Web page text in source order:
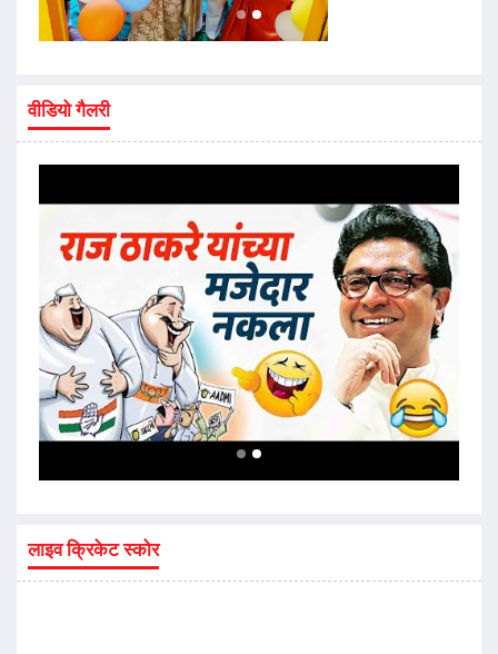
वीडियो गैलरी
लाइव क्रिकेट स्कोर